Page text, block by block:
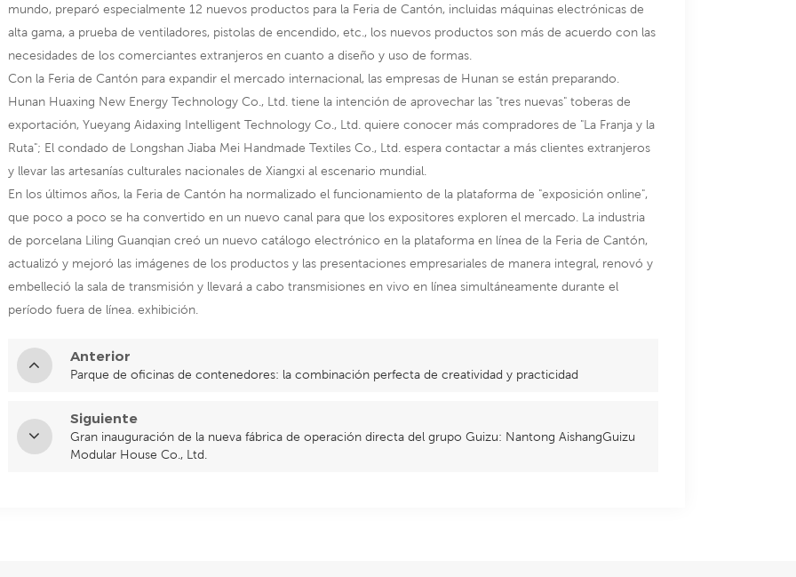
mundo, preparó especialmente 12 nuevos productos para la Feria de Cantón, incluidas máquinas electrónicas de
alta gama, a prueba de ventiladores, pistolas de encendido, etc., los nuevos productos son más de acuerdo con las
necesidades de los comerciantes extranjeros en cuanto a diseño y uso de formas.
Con la Feria de Cantón para expandir el mercado internacional, las empresas de Hunan se están preparando.
Hunan Huaxing New Energy Technology Co., Ltd. tiene la intención de aprovechar las "tres nuevas" toberas de
exportación, Yueyang Aidaxing Intelligent Technology Co., Ltd. quiere conocer más compradores de "La Franja y la
Ruta"; El condado de Longshan Jiaba Mei Handmade Textiles Co., Ltd. espera contactar a más clientes extranjeros
y llevar las artesanías culturales nacionales de Xiangxi al escenario mundial.
En los últimos años, la Feria de Cantón ha normalizado el funcionamiento de la plataforma de "exposición online",
que poco a poco se ha convertido en un nuevo canal para que los expositores exploren el mercado. La industria
de porcelana Liling Guanqian creó un nuevo catálogo electrónico en la plataforma en línea de la Feria de Cantón,
actualizó y mejoró las imágenes de los productos y las presentaciones empresariales de manera integral, renovó y
embelleció la sala de transmisión y llevará a cabo transmisiones en vivo en línea simultáneamente durante el
período fuera de línea. exhibición.
Anterior
Parque de oficinas de contenedores: la combinación perfecta de creatividad y practicidad
Siguiente
Gran inauguración de la nueva fábrica de operación directa del grupo Guizu: Nantong AishangGuizu
Modular House Co., Ltd.